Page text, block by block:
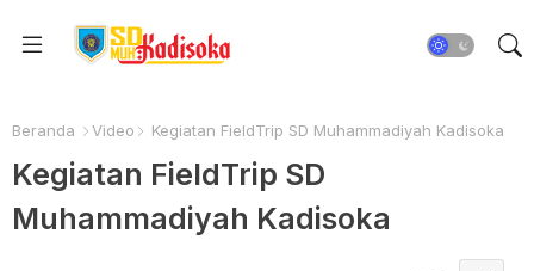
Beranda Video Kegiatan FieldTrip SD Muhammadiyah Kadisoka
Kegiatan FieldTrip SD
Muhammadiyah Kadisoka